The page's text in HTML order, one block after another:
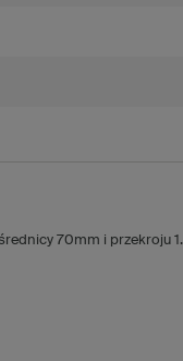
70mm i przekroju